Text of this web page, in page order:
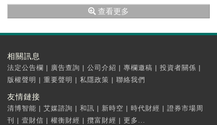
查看更多
相關訊息
法定公告欄 | 廣告查詢 | 公司介紹 | 專欄邀稿 | 投資者關係 |
版權聲明 | 重要聲明 | 私隱政策 | 聯絡我們
友情鏈接
清博智能 | 艾媒諮詢 | 和訊 | 新時空 | 時代財經 | 證券市場周
刊
| 壹財信 | 權衡財經 | 攬富財經 | 更多...